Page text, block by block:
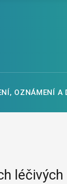
OZNÁMENÍ A